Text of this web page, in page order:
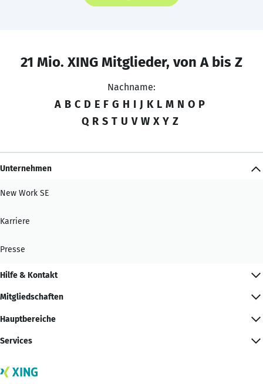
21 Mio. XING Mitglieder, von A bis Z
Nachname:
A B C D E F G H I J K L M N O P
Q R S T U V W X Y Z
Unternehmen
New Work SE
Karriere
Presse
Hilfe & Kontakt
Mitgliedschaften
Hauptbereiche
Services